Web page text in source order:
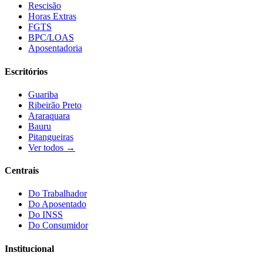
Rescisão
Horas Extras
FGTS
BPC/LOAS
Aposentadoria
Escritórios
Guariba
Ribeirão Preto
Araraquara
Bauru
Pitangueiras
Ver todos →
Centrais
Do Trabalhador
Do Aposentado
Do INSS
Do Consumidor
Institucional